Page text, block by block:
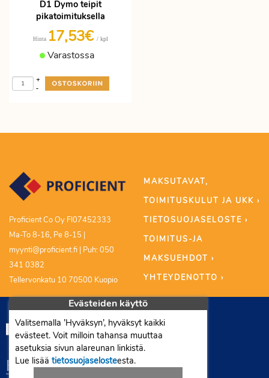
D1 Dymo teipit
pikatoimituksella
Hinta 17,53€ / kpl
Varastossa
-
+
Proficient Co Oy FI07452333
Ma-To 8-16, Pe 8-15 |
myynti@proficient.fi | Puh: 050
341 0382
Tellervonkatu 10 70500 Kuopio
MAKSUTAVAT,
TOIMITUSKULUT JA UKK ›
TIETOSUOJASELOSTE ›
TOIMITUS-JA
MAKSUEHDOT ›
YHTEYDENOTTO ›
Evästeiden käyttö
Valitsemalla ’Hyväksyn’, hyväksyt kaikki
evästeet. Voit milloin tahansa muuttaa
asetuksia sivun alareunan linkistä.
Lue lisää tietosuojaselosteesta.